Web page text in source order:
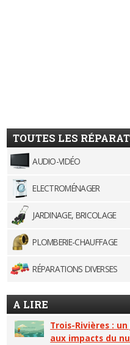
TOUTES LES
AUDIO-VIDÉO
ELECTROMÉNAGER
JARDINAGE, BRICOLAGE
PLOMBERIE-CHAUFFAGE
RÉPARATIONS DIVERSES
A LIRE
Trois-Rivières :
aux impacts du